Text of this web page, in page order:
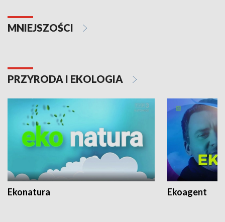
MNIEJSZOŚCI
PRZYRODA I EKOLOGIA
Ekonatura Ekoagent